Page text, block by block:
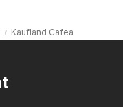
Kaufland Cafea